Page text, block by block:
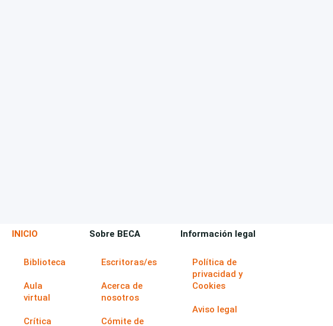
INICIO
Biblioteca
Aula
virtual
Crítica
Sobre BECA
Escritoras/es
Acerca de
nosotros
Cómite de
Información legal
Política de
privacidad y
Cookies
Aviso legal